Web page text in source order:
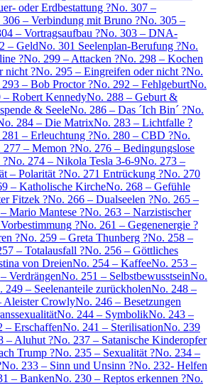
oder Erdbestattung ?No. 307 –
– Verbindung mit Bruno ?No. 305 –
– Vortragsaufbau ?No. 303 – DNA-
– GeldNo. 301 Seelenplan-Berufung ?No.
?No. 299 – Attacken ?No. 298 – Kochen
nicht ?No. 295 – Eingreifen oder nicht ?No.
– Bob Proctor ?No. 292 – FehlgeburtNo.
– Robert KennedyNo. 288 – Geburt &
& SeeleNo. 286 – Das ´Ich Bin´ ?No.
284 – Die MatrixNo. 283 – Lichtfalle ?
– Erleuchtung ?No. 280 – CBD ?No.
277 – Memon ?No. 276 – Bedingungslose
?No. 274 – Nikola Tesla 3-6-9No. 273 –
– Polarität ?No. 271 Entrückung ?No. 270
– Katholische KircheNo. 268 – Gefühle
Fitzek ?No. 266 – Dualseelen ?No. 265 –
Mario Mantese ?No. 263 – Narzistischer
?No. 261 – Gegenenergie ?
?No. 259 – Greta Thunberg ?No. 258 –
– Totalausfall ?No. 256 – Göttliches
von DreienNo. 254 – KaffeeNo. 253 –
VerdrängenNo. 251 – SelbstbewusstseinNo.
249 – Seelenanteile zurückholenNo. 248 –
Aleister CrowlyNo. 246 – Besetzungen
No. 244 – SymbolikNo. 243 –
– ErschaffenNo. 241 – SterilisationNo. 239
– Aluhut ?No. 237 – Satanische Kinderopfer
Trump ?No. 235 – Sexualität ?No. 234 –
No. 233 – Sinn und Unsinn ?No. 232- Helfen
– BankenNo. 230 – Reptos erkennen ?No.